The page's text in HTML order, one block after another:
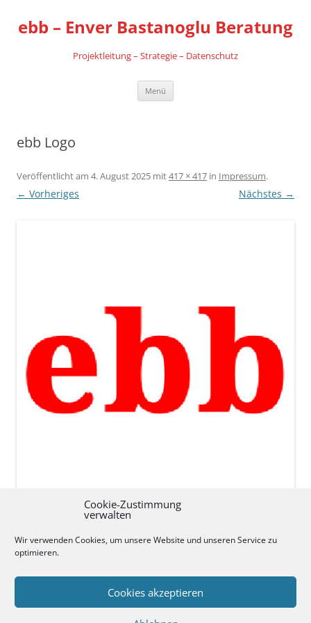
Cookie-Zustimmung
verwalten
Wir verwenden Cookies, um unsere Website und unseren Service zu
optimieren.
Cookies akzeptieren
springen
ebb – Enver Bastanoglu Beratung
Projektleitung – Strategie – Datenschutz
Menü
ebb Logo
Veröffentlicht am 4. August 2025 mit417 × 417 in Impressum.
← Vorheriges Nächstes →
Schreibe einen Kommentar
angemeldetsein, um einen Kommentar